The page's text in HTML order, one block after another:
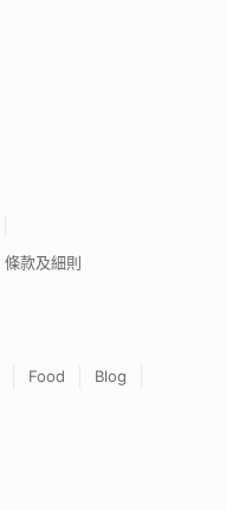
條款及細則
Food
Blog